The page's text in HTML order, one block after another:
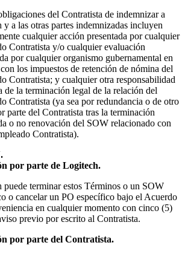
del Contratista de indemnizar a
y a las otras partes indemnizadas incluyen
cualquier acción presentada por cualquier
Contratista y/o cualquier evaluación
por cualquier organismo gubernamental en
los impuestos de retención de nómina del
Contratista; y cualquier otra responsabilidad
de la terminación legal de la relación del
Contratista (ya sea por redundancia o de otro
parte del Contratista tras la terminación
o no renovación del SOW relacionado con
Contratista).
por parte de Logitech.
puede terminar estos Términos o un SOW
o cancelar un PO específico bajo el Acuerdo
en cualquier momento con cinco (5)
previo por escrito al Contratista.
por parte del Contratista.